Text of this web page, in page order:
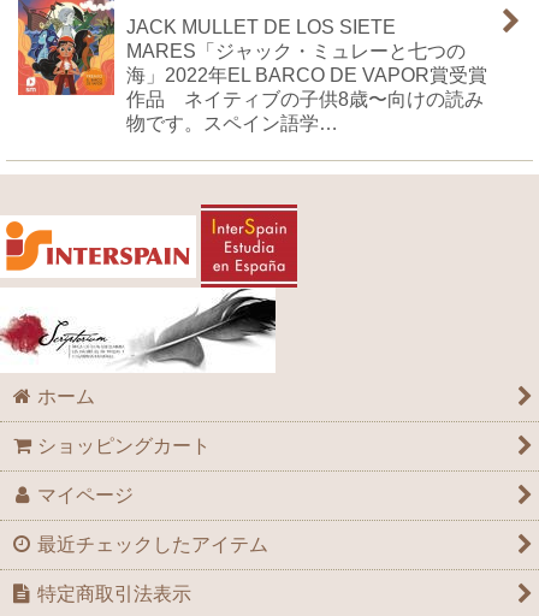
JACK MULLET DE LOS SIETE
MARES「ジャック・ミュレーと七つの
海」2022年EL BARCO DE VAPOR賞受賞
作品 ネイティブの子供8歳〜向けの読み
物です。スペイン語学…
ホーム
ショッピングカート
マイページ
最近チェックしたアイテム
特定商取引法表示